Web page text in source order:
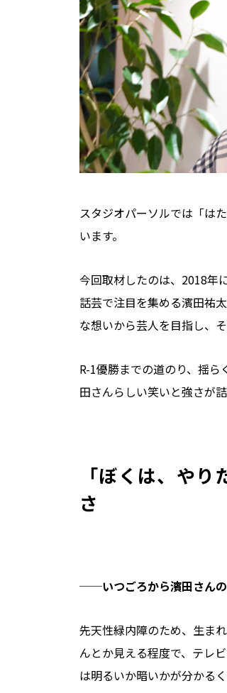
スタジオパーソルでは「は
います。
今回取材したのは、2018年
話芸で注目を集める濱田祐
な想いから芸人を目指し、
R-1優勝までの道のり、揺
田さんらしい笑いと強さが
「ぼくは、や
さ
──いつごろから濱田さん
先天性緑内障のため、生ま
んとか見える程度で、テレ
は明るいか暗いかが分かるく